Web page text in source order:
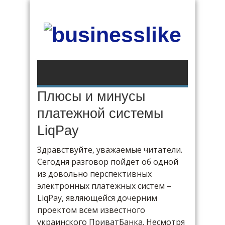
Плюсы и минусы
платежной системы
LiqPay
Здравствуйте, уважаемые читатели.
Сегодня разговор пойдет об одной
из довольно перспективных
электронных платежных систем –
LiqPay, являющейся дочерним
проектом всем известного
украинского ПриватБанка. Несмотря